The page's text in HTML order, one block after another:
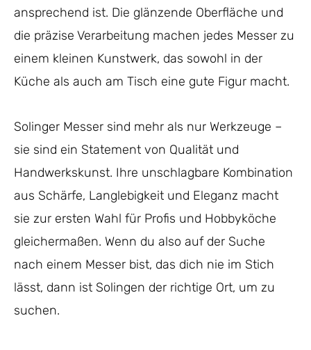
ansprechend ist. Die glänzende Oberfläche und
die präzise Verarbeitung machen jedes Messer zu
einem kleinen Kunstwerk, das sowohl in der
Küche als auch am Tisch eine gute Figur macht.
Solinger Messer sind mehr als nur Werkzeuge –
sie sind ein Statement von Qualität und
Handwerkskunst. Ihre unschlagbare Kombination
aus Schärfe, Langlebigkeit und Eleganz macht
sie zur ersten Wahl für Profis und Hobbyköche
gleichermaßen. Wenn du also auf der Suche
nach einem Messer bist, das dich nie im Stich
lässt, dann ist Solingen der richtige Ort, um zu
suchen.